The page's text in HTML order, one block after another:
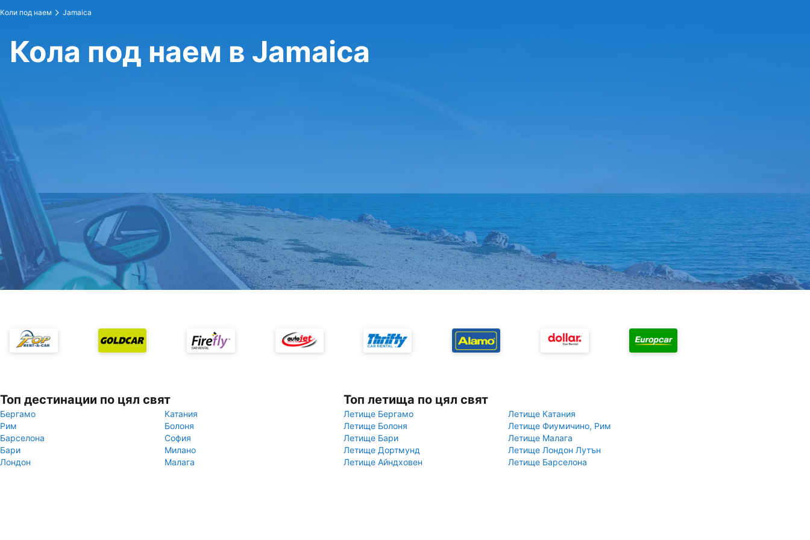
Коли под наем Jamaica
Кола под наем в Jamaica
Топ дестинации по цял свят
Бергамо
Катания
Рим
Болоня
Барселона
София
Бари
Милано
Лондон
Малага
Топ летища по цял свят
Летище Бергамо
Летище Катания
Летище Болоня
Летище Фиумичино, Рим
Летище Бари
Летище Малага
Летище Дортмунд
Летище Лондон Лутън
Летище Айндховен
Летище Барселона